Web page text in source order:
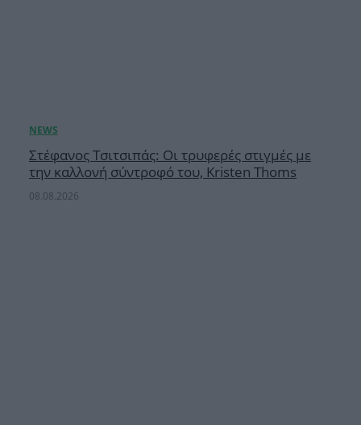
Στέφανος Τσιτσιπάς: Οι τρυφερές στιγμές με
την καλλονή σύντροφό του, Kristen Thoms
08.08.2026